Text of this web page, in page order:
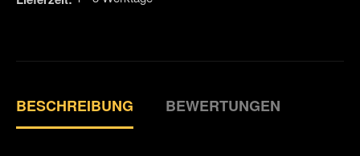
BESCHREIBUNG BEWERTUNGEN